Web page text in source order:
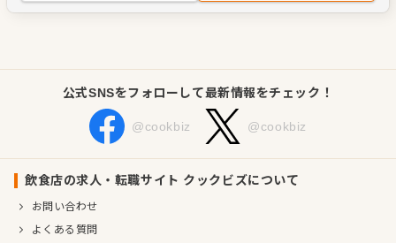
公式SNSをフォローして最新情報をチェック！
@cookbiz @cookbiz
飲食店の求人・転職サイト クックビズについて
お問い合わせ
よくある質問